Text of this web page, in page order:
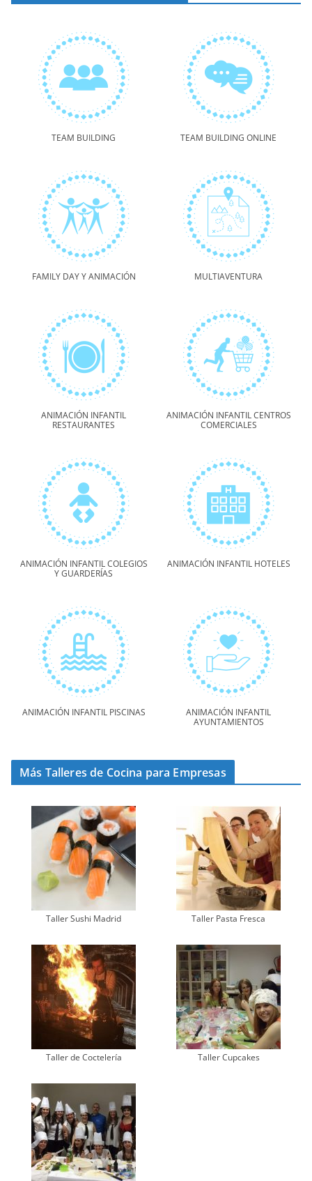
TEAM BUILDING TEAM BUILDING ONLINE
FAMILY DAY Y ANIMACIÓN MULTIAVENTURA
ANIMACIÓN INFANTIL
RESTAURANTES
ANIMACIÓN INFANTIL CENTROS
COMERCIALES
ANIMACIÓN INFANTIL COLEGIOS
Y GUARDERÍAS
ANIMACIÓN INFANTIL HOTELES
ANIMACIÓN INFANTIL PISCINAS
ANIMACIÓN INFANTIL
AYUNTAMIENTOS
Más Talleres de Cocina para Empresas
Taller Sushi Madrid Taller Pasta Fresca
Taller de Coctelería Taller Cupcakes